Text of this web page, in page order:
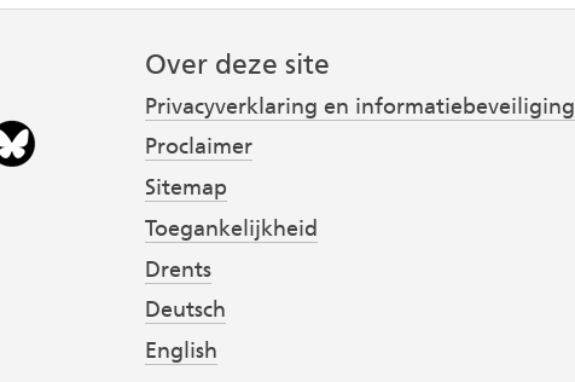
Over deze site
Privacyverklaring en informatiebeveiliging
Proclaimer
Sitemap
Toegankelijkheid
Drents
Deutsch
English